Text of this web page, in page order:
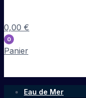
0,00 €
0
Panier
Eau de Mer